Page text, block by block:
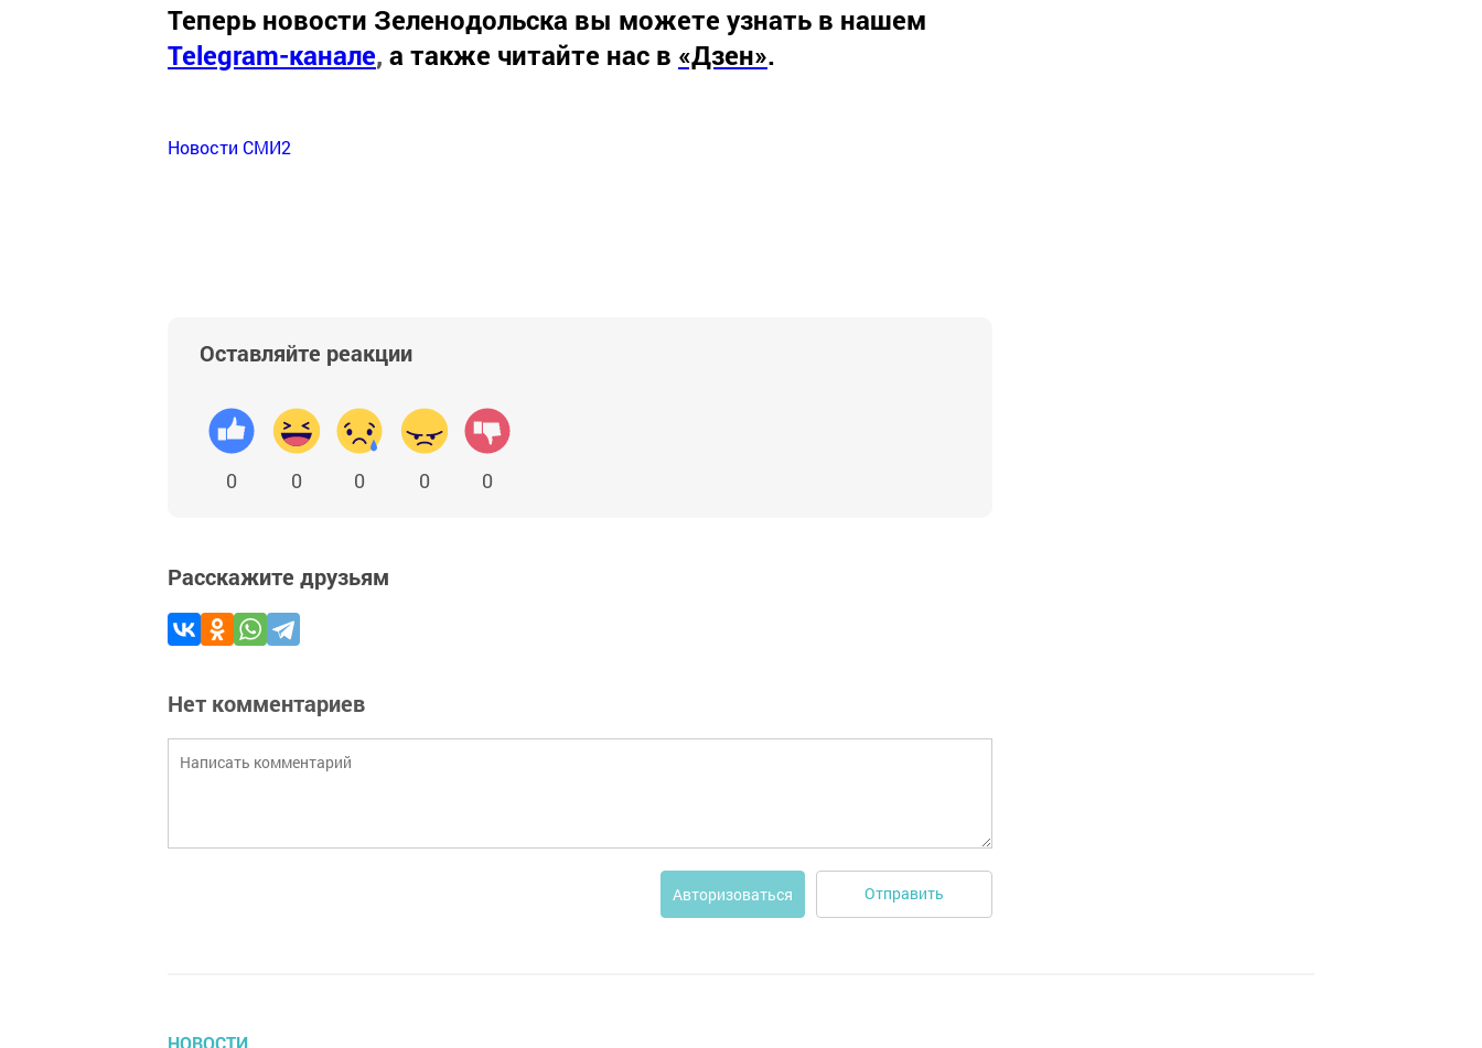
Теперь новости Зеленодольска вы можете узнать в нашем
Telegram-канале, а также читайте нас в «Дзен».
Новости СМИ2
Оставляйте реакции
0 0 0 0 0
Расскажите друзьям
Нет комментариев
Авторизоваться Отправить
НОВОСТИ